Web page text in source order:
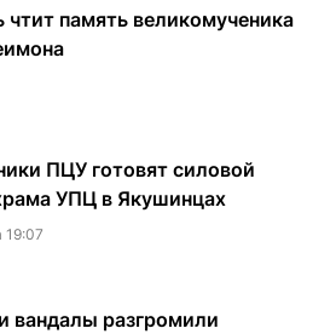
чтит память великомученика
ПЦУ готовят силовой
УПЦ в Якушинцах
19:07
вандалы разгромили